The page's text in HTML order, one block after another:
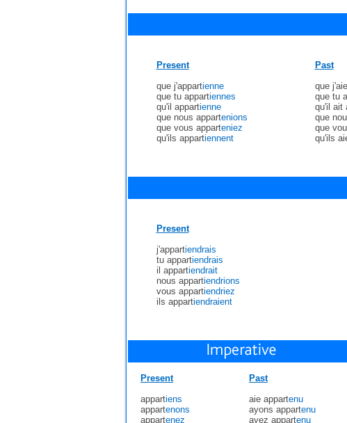
Present
que j'appartienne
que tu appartiennes
qu'il appartienne
que nous appartenions
que vous apparteniez
qu'ils appartiennent
Past
que
que tu
qu'il ait
que
que
qu'ils
Present
j'appartiendrais
tu appartiendrais
il appartiendrait
nous appartiendrions
vous appartiendriez
ils appartiendraient
Present
appartiens
appartenons
appartenez
Past
aie appartenu
ayons appartenu
ayez appartenu